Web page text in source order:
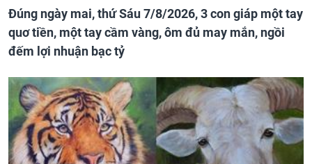
Đúng ngày mai, thứ Sáu 7/8/2026, 3 con giáp một tay
quơ tiền, một tay cầm vàng, ôm đủ may mắn, ngồi
đếm lợi nhuận bạc tỷ